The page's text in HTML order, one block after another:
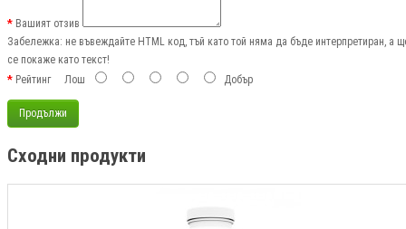
Вашият отзив
Забележка: не въвеждайте HTML код, тъй като той няма да бъде интерпретиран, а
се покаже като текст!
РейтингЛош Добър
Продължи
Сходни продукти